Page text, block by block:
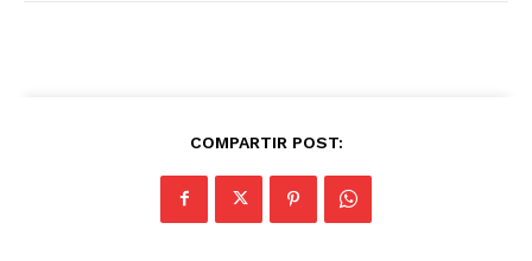
SUSCRIBETE
COMPARTIR POST: